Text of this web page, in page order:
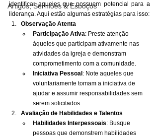
Artigos, Sermões & Esboços
identificar aqueles que possuem potencial para a
liderança. Aqui estão algumas estratégias para isso:
Observação Atenta
Participação Ativa: Preste atenção
àqueles que participam ativamente nas
atividades da igreja e demonstram
comprometimento com a comunidade.
Iniciativa Pessoal : Note aqueles que
voluntariamente tomam a iniciativa de
ajudar e assumir responsabilidades sem
serem solicitados.
Avaliação de Habilidades e Talentos
Habilidades Interpessoais: Busque
pessoas que demonstrem habilidades